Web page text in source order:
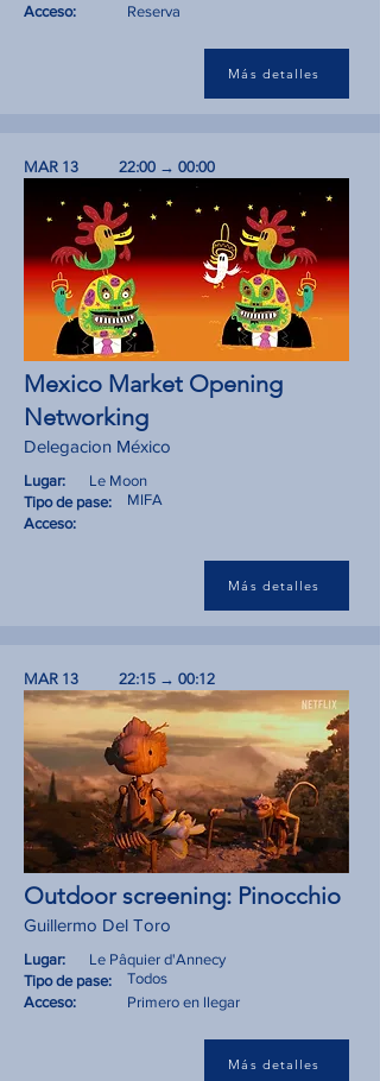
Acceso:
Reserva
Más detalles
MAR 13 22:00 → 00:00
Mexico Market Opening
Networking
Delegacion México
Lugar:
Tipo de pase:
Le Moon
MIFA
Acceso:
Más detalles
MAR 13 22:15 → 00:12
Outdoor screening: Pinocchio
Guillermo Del Toro
Lugar:
Tipo de pase:
Le Pâquier d'Annecy
Todos
Acceso:
Primero en llegar
Más detalles